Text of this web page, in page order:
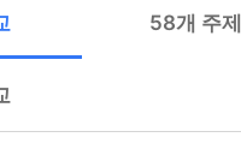
58개 주제